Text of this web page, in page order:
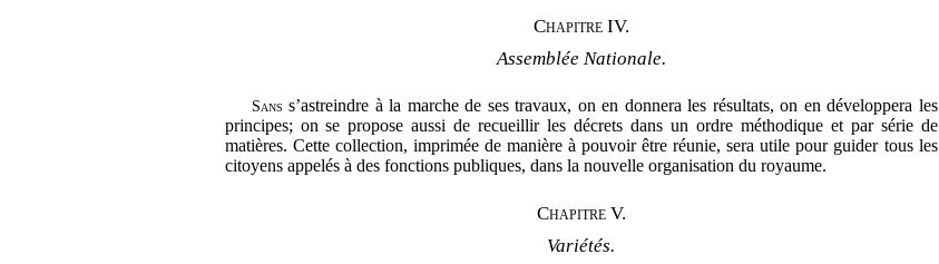
Chapitre IV.
Assemblée Nationale.
Sans s’astreindre à la marche de ses travaux, on en donnera les résultats, on en développera les
principes; on se propose aussi de recueillir les décrets dans un ordre méthodique et par série de
matières. Cette collection, imprimée de manière à pouvoir être réunie, sera utile pour guider tous les
citoyens appelés à des fonctions publiques, dans la nouvelle organisation du royaume.
Chapitre V.
Variétés.